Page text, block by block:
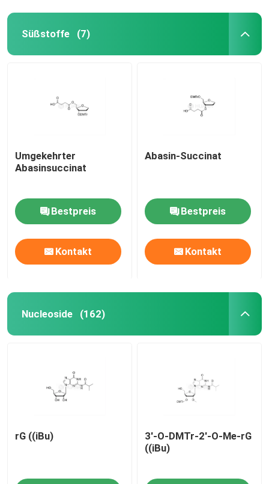
Süßstoffe (7)
Umgekehrter
Abasinsuccinat
Bestpreis
Kontakt
Abasin-Succinat
Bestpreis
Kontakt
Nucleoside (162)
rG ((iBu)
3'-O-DMTr-2'-O-Me-rG
((iBu)